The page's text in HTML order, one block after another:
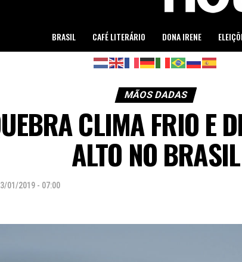
BRASIL CAFÉ LITERÁRIO DONA IRENE
MÃOS DADAS
CLIMA FRIO E
ALTO NO BRASIL
01/2019 - 07:00